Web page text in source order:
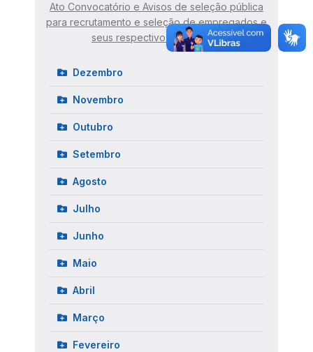
Ato Convocatório e Avisos de seleção pública
para recrutamento e seleção de empregados e
seus respectivos resultados
Dezembro
Novembro
Outubro
Setembro
Agosto
Julho
Junho
Maio
Abril
Março
Fevereiro